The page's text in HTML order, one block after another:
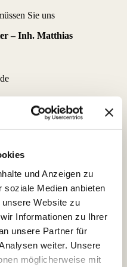
und Anzeigen zu
soziale Medien anbieten
Website zu
Informationen zu Ihrer
unsere Partner für
weiter. Unsere
möglicherweise mit
Sie uns
– Inh. Matthias
B. ein mit der Post versandter
diesen Vertrag zu
ist.
es aus, dass Sie die Mitteilung
erstatten wir Ihnen alle
haben,
der zusätzlichen